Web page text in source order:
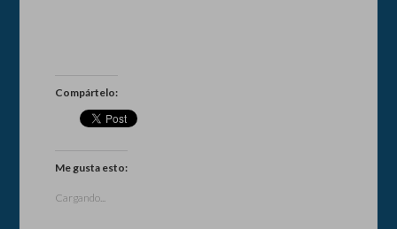
Compártelo:
Me gusta esto:
Cargando...